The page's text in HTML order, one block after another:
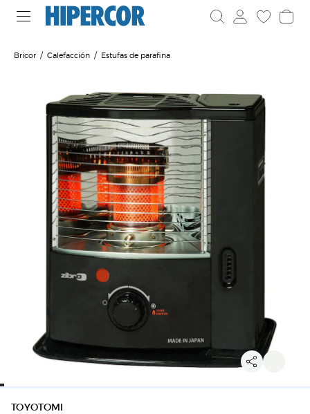
Bricor Calefacción Estufas de parafina
TOYOTOMI